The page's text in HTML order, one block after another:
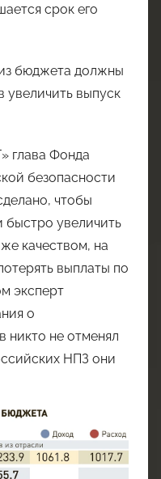
срок его
бюджета должны
увеличить выпуск
глава Фонда
безопасности
чтобы
быстро увеличить
качеством, на
выплаты по
эксперт
о
никто не отменял
НПЗ они